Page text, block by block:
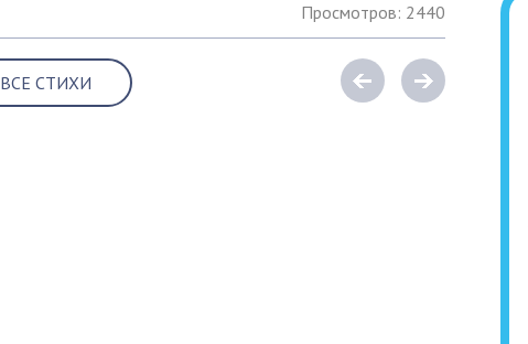
Просмотров: 2440
ВСЕ СТИХИ